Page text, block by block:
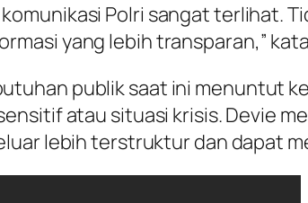
Polri sangat terlihat.
yang lebih transparan,”
publik saat ini menuntut
atau situasi krisis. Devie
lebih terstruktur dan dapat